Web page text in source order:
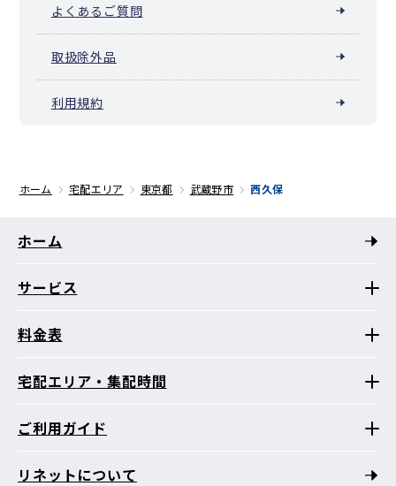
よくあるご質問
取扱除外品
利用規約
ホーム 宅配エリア 東京都 武蔵野市 西久保
ホーム
サービス
料金表
宅配エリア・集配時間
ご利用ガイド
リネットについて